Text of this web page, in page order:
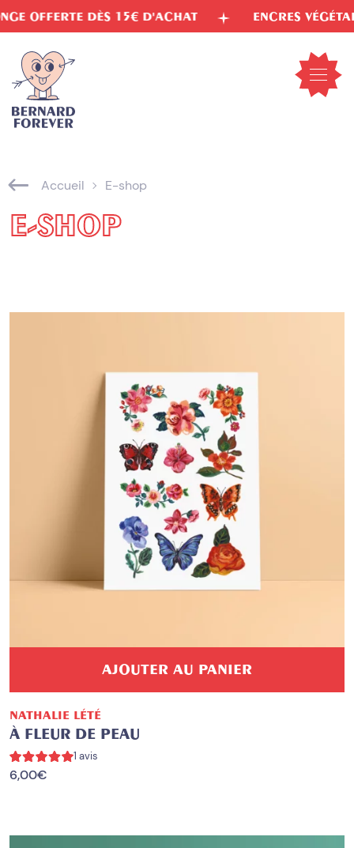
D'ACHAT ENCRES VÉGÉTALES
Ouvrir
le
Aller
au
contenu
Accueil E-shop
E-SHOP
AJOUTER AU PANIER
NATHALIE LÉTÉ
À FLEUR DE PEAU
1 avis
6,00€